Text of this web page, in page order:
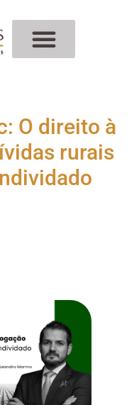
O direito à
rurais